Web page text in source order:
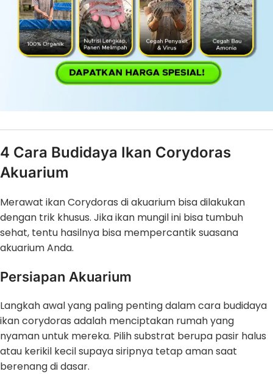
4 Cara Budidaya Ikan Corydoras
Akuarium
Merawat ikan Corydoras di akuarium bisa dilakukan
dengan trik khusus. Jika ikan mungil ini bisa tumbuh
sehat, tentu hasilnya bisa mempercantik suasana
akuarium Anda.
Persiapan Akuarium
Langkah awal yang paling penting dalam cara budidaya
ikan corydoras adalah menciptakan rumah yang
nyaman untuk mereka. Pilih substrat berupa pasir halus
atau kerikil kecil supaya siripnya tetap aman saat
berenang di dasar.